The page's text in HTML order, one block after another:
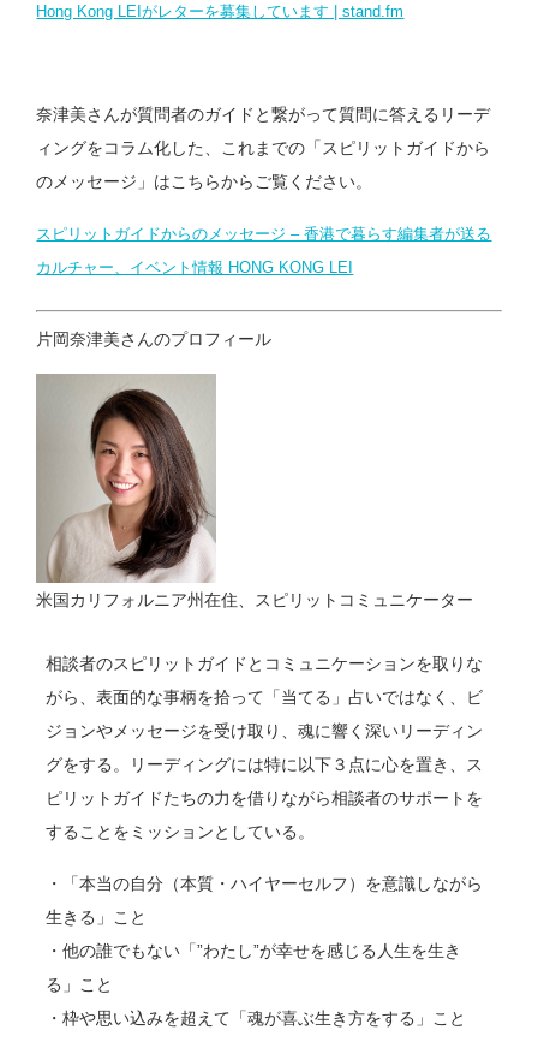
Hong Kong LEIがレターを募集しています | stand.fm
奈津美さんが質問者のガイドと繋がって質問に答えるリーデ
ィングをコラム化した、これまでの 「スピリットガイドから
のメッセージ」はこちらからご覧ください。
スピリットガイドからのメッセージ – 香港で暮らす編集者が送る
カルチャー、イベント情報 HONG KONG LEI
片岡奈津美さんのプロフィール
米国カリフォルニア州在住、スピリットコミュニケーター
相談者のスピリットガイドとコミュニケーションを取りな
がら、表面的な事柄を拾って「当てる」占いではなく、
ビ
ジョンやメッセージを受け取り、魂に響く深いリーディン
グをする。リーディングには特に以下３点に心を置き、ス
ピリットガイドたちの力を借りながら相談者のサポートを
することをミッションとしている。
・「本当の自分（本質・ハイヤーセルフ）を意識しながら
生きる」こと
・他の誰でもない「”わたし”が幸せを感じる人生を生き
る」こと
・枠や思い込みを超えて「魂が喜ぶ生き方をする」こと